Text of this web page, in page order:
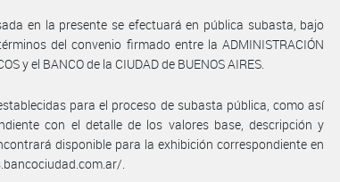
en la presente se efectuará en pública subasta, bajo
del convenio firmado entre la ADMINISTRACIÓN
y el BANCO de la CIUDAD de BUENOS AIRES.
para el proceso de subasta pública, como así
con el detalle de los valores base, descripción y
disponible para la exhibición correspondiente en
.